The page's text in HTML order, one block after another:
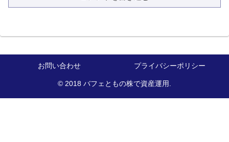
お問い合わせ プライバシーポリシー
© 2018 バフェともの株で資産運用.